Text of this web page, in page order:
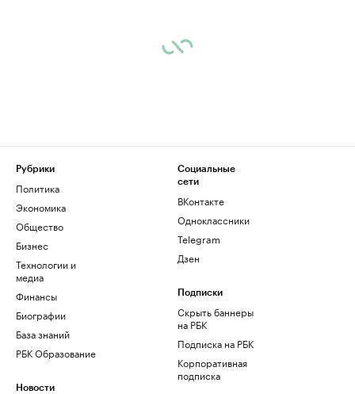
Рубрики
Политика
Экономика
Общество
Бизнес
Технологии и
медиа
Финансы
Биографии
База знаний
РБК Образование
Новости
Социальные
сети
ВКонтакте
Одноклассники
Telegram
Дзен
Подписки
Скрыть баннеры
на РБК
Подписка на РБК
Корпоративная
подписка